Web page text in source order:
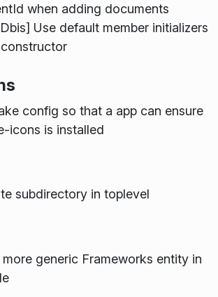
when adding documents
Use default member initializers
config so that a app can ensure
icons is installed
subdirectory in toplevel
generic Frameworks entity in